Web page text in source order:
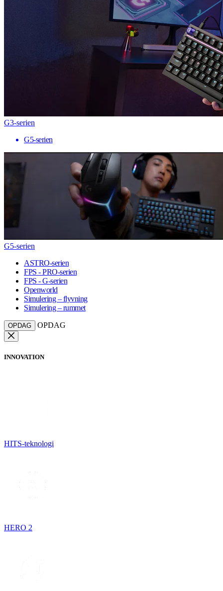
G3-serien
G5-serien
G5-serien
ASTRO-serien
FPS - PRO-serien
FPS - G-serien
Openworld
Simulering – flyvning
Simulering – rummet
OPDAG OPDAG
INNOVATION
HITS-teknologi
HERO 2